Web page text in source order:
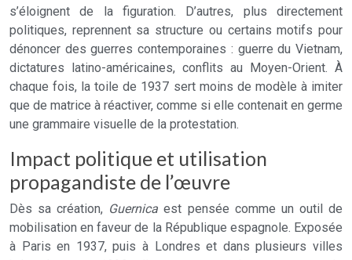
s’éloignent de la figuration. D’autres, plus directement
politiques, reprennent sa structure ou certains motifs pour
dénoncer des guerres contemporaines : guerre du Vietnam,
dictatures latino-américaines, conflits au Moyen-Orient. À
chaque fois, la toile de 1937 sert moins de modèle à imiter
que de matrice à réactiver, comme si elle contenait en germe
une grammaire visuelle de la protestation.
Impact politique et utilisation
propagandiste de l’œuvre
Dès sa création, Guernica est pensée comme un outil de
mobilisation en faveur de la République espagnole. Exposée
à Paris en 1937, puis à Londres et dans plusieurs villes